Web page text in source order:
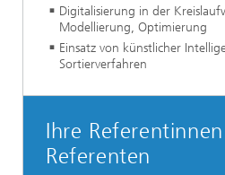
Digitalisierung in der
Modellierung, Optimierung
Einsatz von künstlicher
Sortierverfahren
Ihre
Referenten